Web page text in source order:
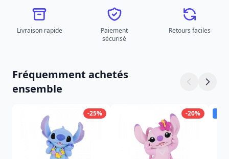
Livraison rapide
Paiement
sécurisé
Retours faciles
Fréquemment achetés
ensemble
-25% -20%